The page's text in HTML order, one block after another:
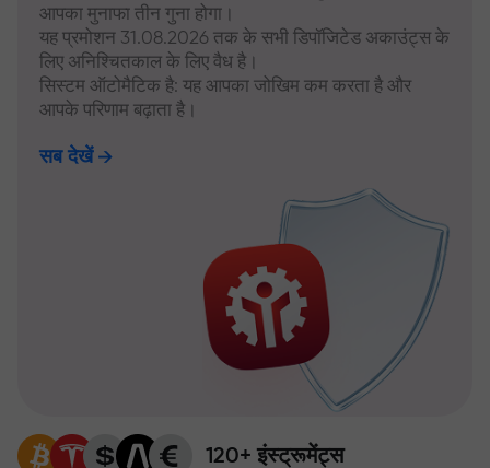
आपका मुनाफा तीन गुना होगा।
यह प्रमोशन 31.08.2026 तक के सभी डिपॉजिटेड अकाउंट्स के
लिए अनिश्चितकाल के लिए वैध है।
सिस्टम ऑटोमैटिक है: यह आपका जोखिम कम करता है और
आपके परिणाम बढ़ाता है।
सब देखें
120+ इंस्ट्रूमेंट्स